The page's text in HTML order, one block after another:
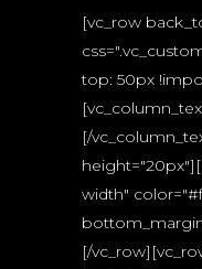
[vc_row
top: 50px
[/
width"
[/